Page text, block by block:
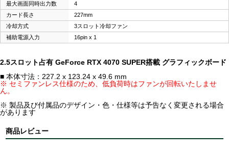
最大画面同時出力数
4
カード長さ
227mm
冷却方式
3スロット冷却ファン
補助電源入力
16pin x 1
2.5スロット占有 GeForce RTX 4070 SUPER搭載 グラフィックボード
■ 本体寸法：227.2 x 123.24 x 49.6 mm
※ セミファンレス仕様のため、低負荷時はファンが回転いたしませ
ん。
※ 製品及び付属品のデザイン・色・仕様等は予告なく変更される場合
があります
商品レビュー